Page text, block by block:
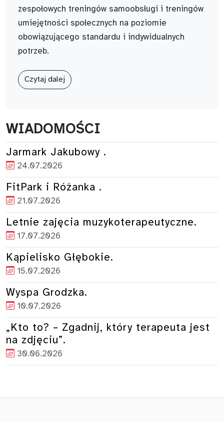
zespołowych treningów samoobsługi i treningów
umiejętności społecznych na poziomie
obowiązującego standardu i indywidualnych
potrzeb.
Czytaj dalej
WIADOMOŚCI
Jarmark Jakubowy .
24.07.2026
FitPark i Różanka .
21.07.2026
Letnie zajęcia muzykoterapeutyczne.
17.07.2026
Kąpielisko Głębokie.
15.07.2026
Wyspa Grodzka.
10.07.2026
„Kto to? – Zgadnij, który terapeuta jest
na zdjęciu”.
30.06.2026